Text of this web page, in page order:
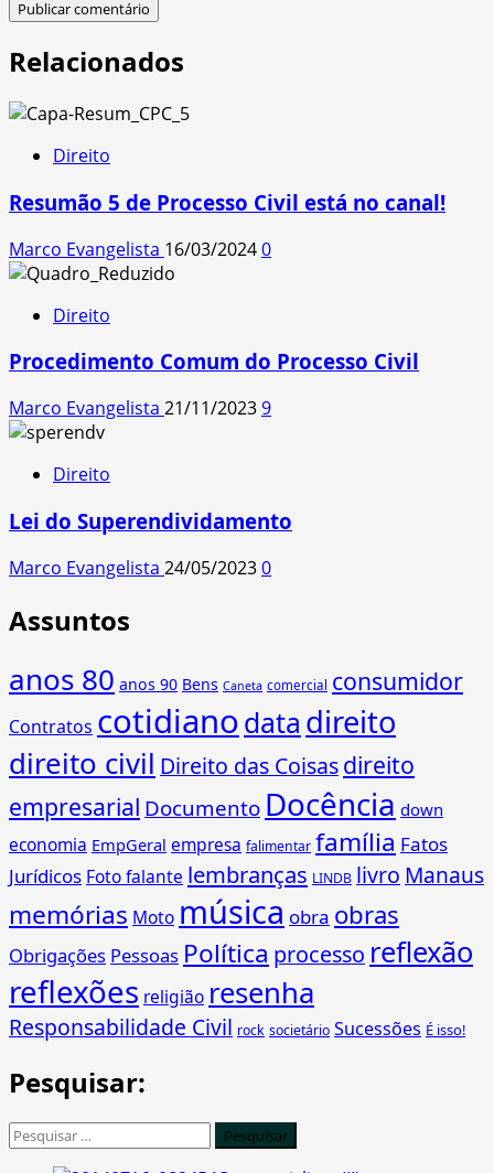
Relacionados
Direito
Resumão 5 de Processo Civil está no canal!
Marco Evangelista 16/03/20240
Direito
Procedimento Comum do Processo Civil
Marco Evangelista 21/11/20239
Direito
Lei do Superendividamento
Marco Evangelista 24/05/20230
Assuntos
anos 80 anos 90 Bens Caneta comercial consumidor
Contratos cotidianodata direito
direito civil Direito das Coisasdireito
empresarial Documento Docência down
economia EmpGeral empresa falimentar família Fatos
Jurídicos Foto falante lembranças LINDB livro Manaus
memórias Moto música obra obras
Obrigações Pessoas Política processo reflexão
reflexões religião resenha
Responsabilidade Civil rock societário Sucessões É isso!
Pesquisar:
Pesquisar